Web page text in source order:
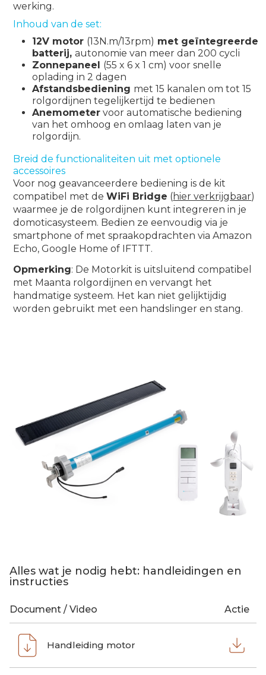
werking.
Inhoud van de set:
12V motor (13N.m/13rpm) met geïntegreerde
batterij,autonomie van meer dan 200 cycli
Zonnepaneel (55 x 6 x 1 cm) voor snelle
oplading in 2 dagen
Afstandsbediening met 15 kanalen om tot 15
rolgordijnen tegelijkertijd te bedienen
Anemometer voor automatische bediening
van het omhoog en omlaag laten van je
rolgordijn.
Breid de functionaliteiten uit met optionele
accessoires
Voor nog geavanceerdere bediening is de kit
compatibel met deWiFi Bridge (hier verkrijgbaar)
waarmee je de rolgordijnen kunt integreren in je
domoticasysteem. Bedien ze eenvoudig via je
smartphone of met spraakopdrachten via Amazon
Echo, Google Home of IFTTT.
Opmerking: De Motorkit is uitsluitend compatibel
met Maanta rolgordijnen en vervangt het
handmatige systeem. Het kan niet gelijktijdig
worden gebruikt met een handslinger en stang.
Alles wat je nodig hebt: handleidingen en
instructies
Document / Video Actie
Handleiding motor